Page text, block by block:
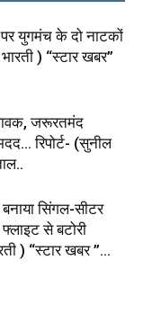
पर युगमंच के दो नाटकों
) “स्टार खबर”
जरूरतमंद
मदद… रिपोर्ट- (सुनील
सिंगल-सीटर
से बटोरी
) “स्टार खबर ”...